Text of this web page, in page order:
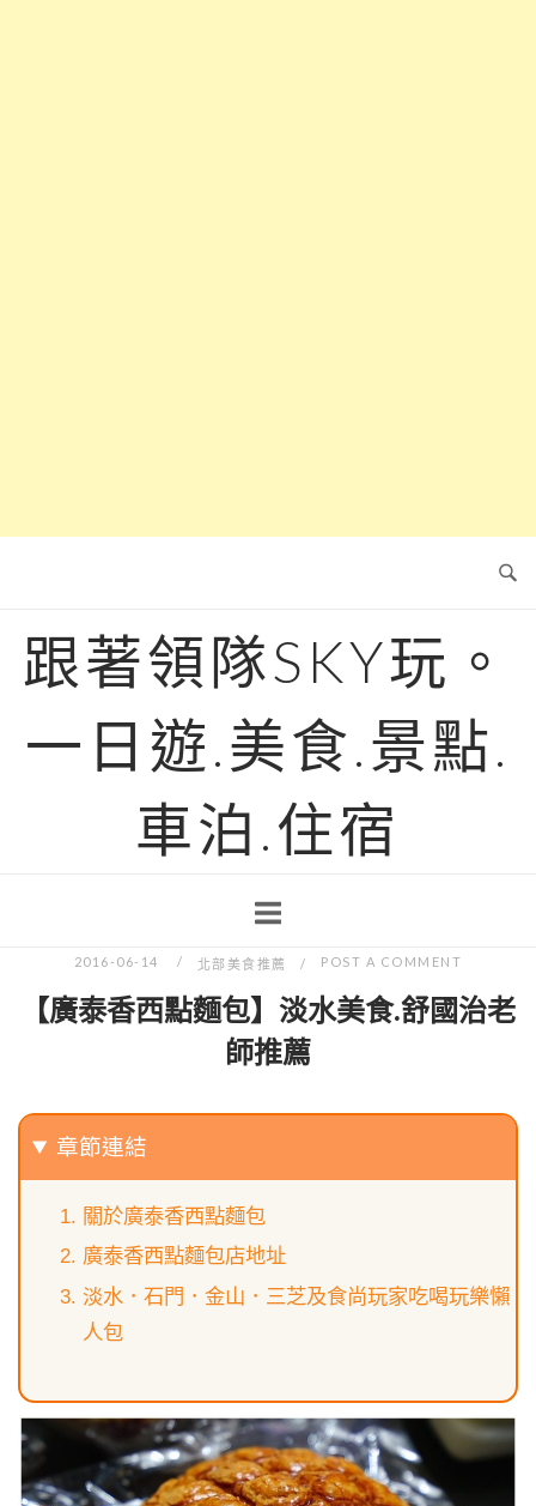
跟著領隊SKY玩。
一日遊.美食.景點.
車泊.住宿
2016-06-14 北部美食推薦 POST A COMMENT
【廣泰香西點麵包】淡水美食.舒國治老
師推薦
章節連結
關於廣泰香西點麵包
廣泰香西點麵包店地址
淡水．石門．金山．三芝及食尚玩家吃喝玩樂懶
人包